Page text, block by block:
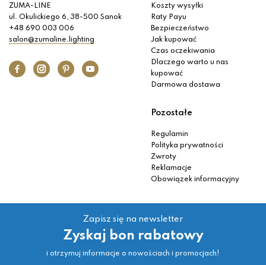
ZUMA-LINE
ul. Okulickiego 6, 38-500 Sanok
+48 690 003 006
salon@zumaline.lighting
Koszty wysyłki
Raty Payu
Bezpieczeństwo
Jak kupować
Czas oczekiwania
Dlaczego warto u nas
kupować
Darmowa dostawa
Pozostałe
Regulamin
Polityka prywatności
Zwroty
Reklamacje
Obowiązek informacyjny
Zapisz się na newsletter
Zyskaj bon rabatowy
i otrzymuj informacje o nowościach i promocjach!